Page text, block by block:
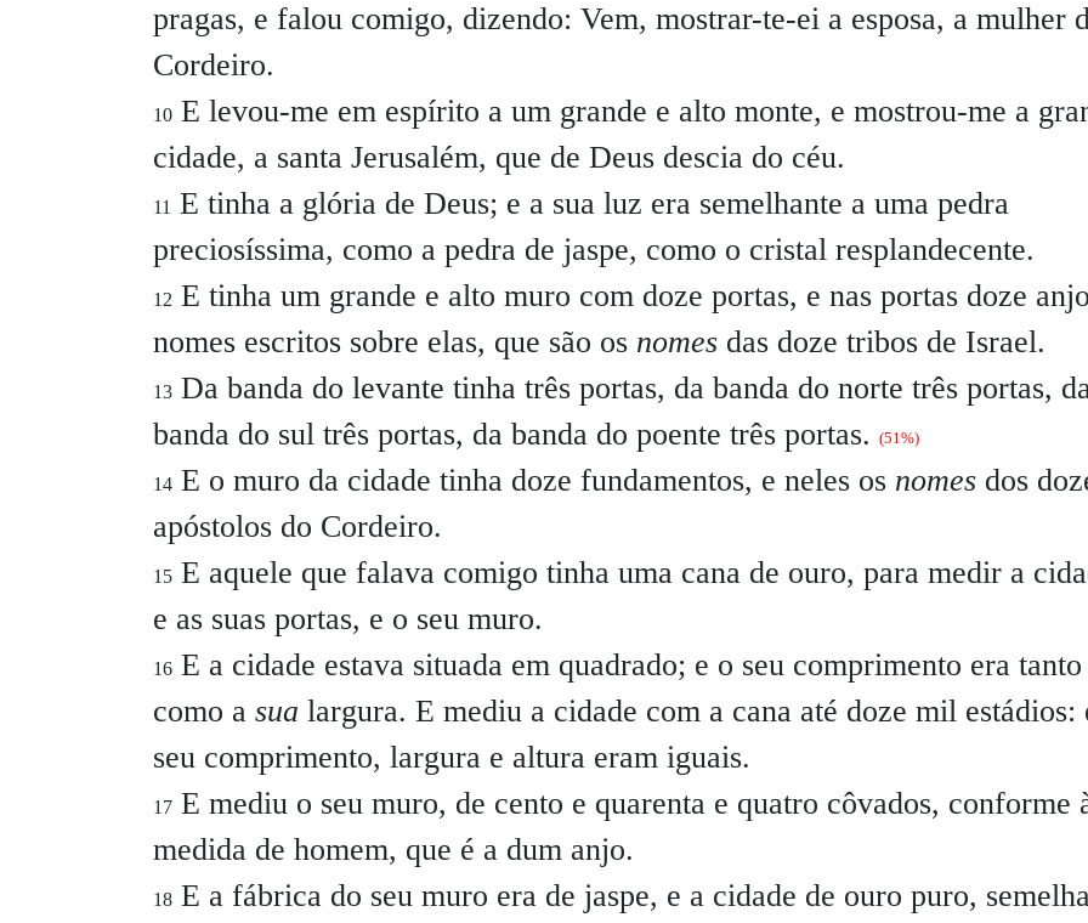
pragas, e falou comigo, dizendo: Vem, mostrar-te-ei a esposa, a mulher
Cordeiro.
10 E levou-me em espírito a um grande e alto monte, e mostrou-me a
cidade, a santa Jerusalém, que de Deus descia do céu.
11 E tinha a glória de Deus; e a sua luz era semelhante a uma pedra
preciosíssima, como a pedra de jaspe, como o cristal resplandecente.
12 E tinha um grande e alto muro com doze portas, e nas portas doze
nomes escritos sobre elas, que são os nomes das doze tribos de Israel.
13 Da banda do levante tinha três portas, da banda do norte três portas,
banda do sul três portas, da banda do poente três portas. (51%)
14 E o muro da cidade tinha doze fundamentos, e neles os nomes dos
apóstolos do Cordeiro.
15 E aquele que falava comigo tinha uma cana de ouro, para medir a
e as suas portas, e o seu muro.
16 E a cidade estava situada em quadrado; e o seu comprimento era tanto
como a sua largura. E mediu a cidade com a cana até doze mil estádios:
seu comprimento, largura e altura eram iguais.
17 E mediu o seu muro, de cento e quarenta e quatro côvados, conforme
medida de homem, que é a dum anjo.
18 E a fábrica do seu muro era de jaspe, e a cidade de ouro puro,